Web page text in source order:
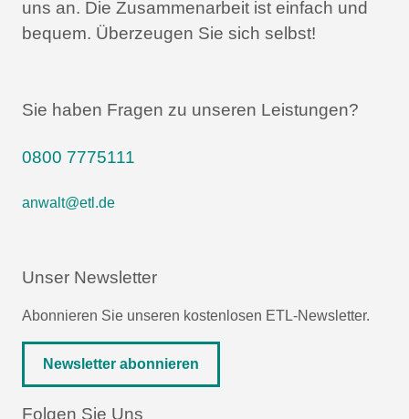
uns an. Die Zusammenarbeit ist einfach und
bequem. Überzeugen Sie sich selbst!
Sie haben Fragen zu unseren Leistungen?
0800 7775111
anwalt@etl.de
Unser Newsletter
Abonnieren Sie unseren kostenlosen ETL-Newsletter.
Newsletter abonnieren
Folgen Sie Uns